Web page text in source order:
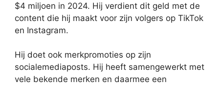
$4 miljoen in 2024. Hij verdient dit geld met de
content die hij maakt voor zijn volgers op TikTok
en Instagram.
Hij doet ook merkpromoties op zijn
socialemediaposts. Hij heeft samengewerkt met
vele bekende merken en daarmee een